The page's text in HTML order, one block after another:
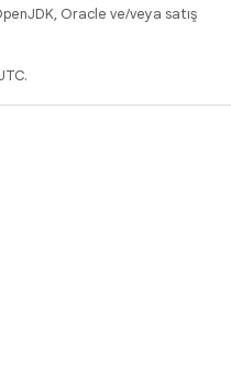
Oracle ve/veya satış